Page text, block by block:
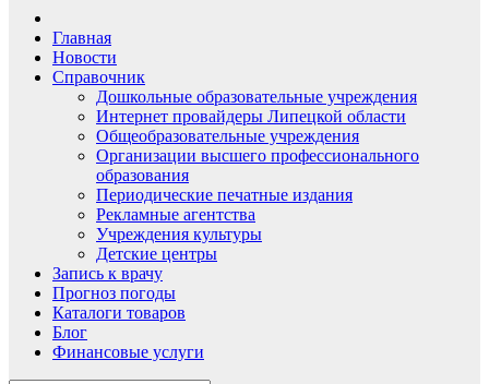
Главная
Новости
Справочник
Дошкольные образовательные учреждения
Интернет провайдеры Липецкой области
Общеобразовательные учреждения
Организации высшего профессионального
образования
Периодические печатные издания
Рекламные агентства
Учреждения культуры
Детские центры
Запись к врачу
Прогноз погоды
Каталоги товаров
Блог
Финансовые услуги